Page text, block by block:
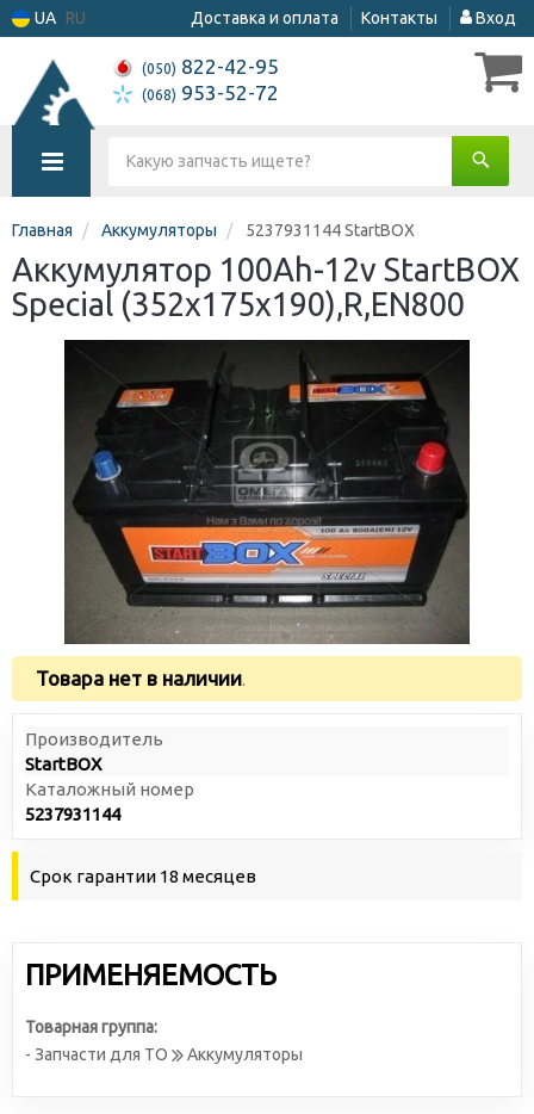
UA RU Доставка и оплата Контакты Вход
(050) 822-42-95
(068) 953-52-72
Главная Аккумуляторы 5237931144 StartBOX
Аккумулятор 100Ah-12v StartBOX
Special (352x175x190),R,EN800
Товара нет в наличии.
Производитель
StartBOX
Каталожный номер
5237931144
Срок гарантии 18 месяцев
ПРИМЕНЯЕМОСТЬ
Товарная группа:
- Запчасти для ТО
Аккумуляторы